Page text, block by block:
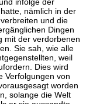
nämlich in der
und die
Dingen
mit der verdorbenen
Sie sah, wie alle
weil
Dies wird
Verfolgungen von
worden
solange die Welt